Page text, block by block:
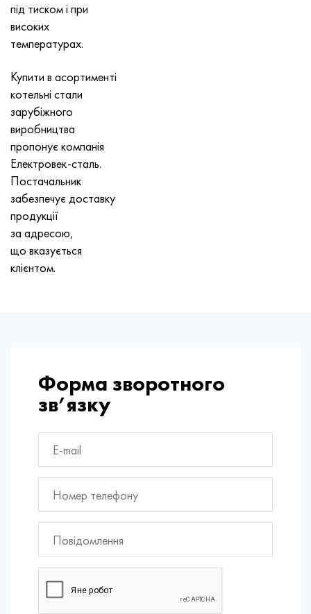
під тиском і при
високих
температурах.
Купити в асортименті
котельні стали
зарубіжного
виробництва
пропонує компанія
Електровек-сталь.
Постачальник
забезпечує доставку
продукції
за адресою,
що вказується
клієнтом.
Форма зворотного
зв’язку